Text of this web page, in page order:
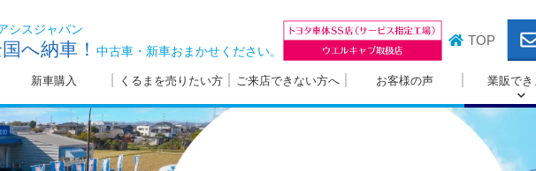
シスジャパン
へ納車！中古車・新車おまかせください。
TOP
新車購入 くるまを売りたい方 ご来店できない方へ お客様の声 業販でき